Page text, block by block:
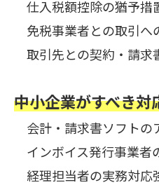
仕入税額控除の猶予措
免税事業者との取引へ
取引先との契約・請求
中小企業がすべき対
会計・請求書ソフトの
インボイス発行事業者
経理担当者の実務対応